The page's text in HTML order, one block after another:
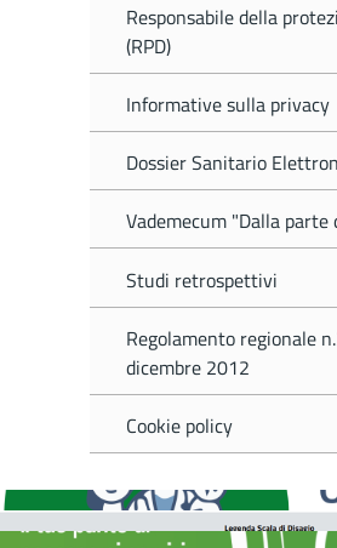
Responsabile della
(RPD)
Informative sulla privacy
Dossier Sanitario
Vademecum "Dalla parte
Studi retrospettivi
Regolamento regionale
dicembre 2012
Cookie policy
MEDICI E PEDIATRI
BOLLETTINI
CASE DI COMUNITÀ
OSPEDALE DI